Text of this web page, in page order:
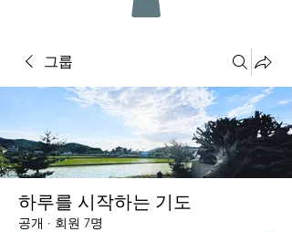
그룹
하루를 시작하는 기도
공개 · 회원 7명